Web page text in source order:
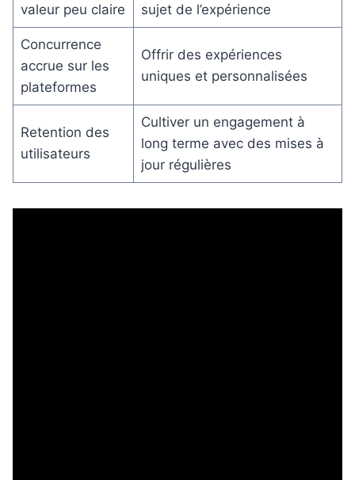
valeur peu claire
sujet de l’expérience
Concurrence
accrue sur les
plateformes
Offrir des expériences
uniques et personnalisées
Retention des
utilisateurs
Cultiver un engagement à
long terme avec des mises à
jour régulières